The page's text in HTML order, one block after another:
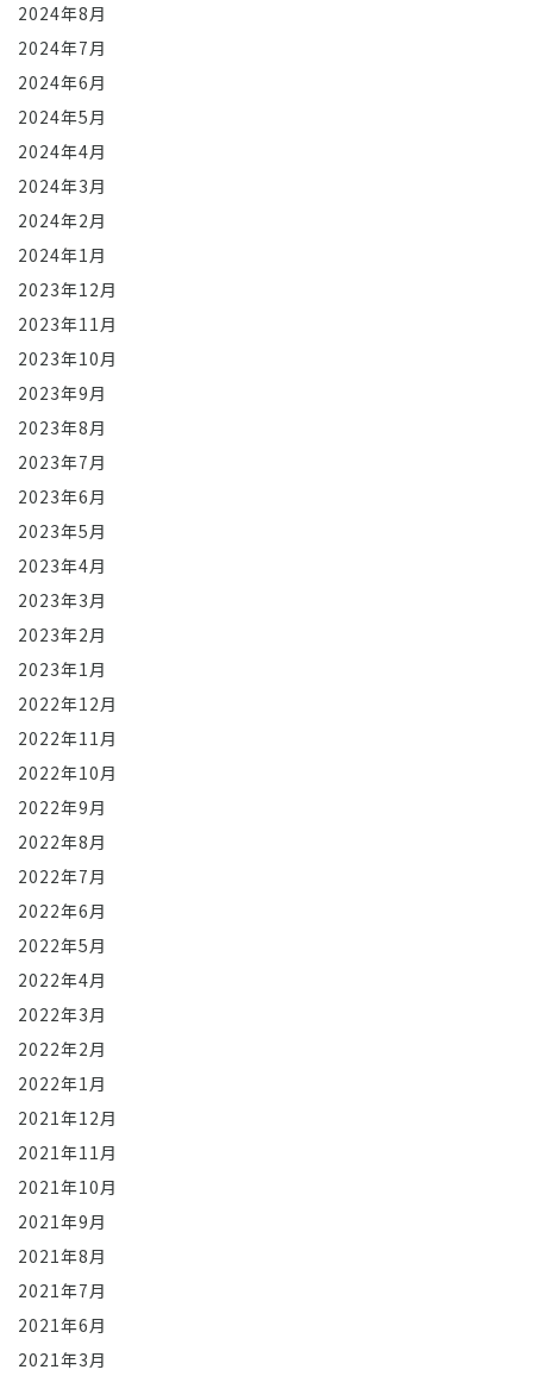
2024年8月
2024年7月
2024年6月
2024年5月
2024年4月
2024年3月
2024年2月
2024年1月
2023年12月
2023年11月
2023年10月
2023年9月
2023年8月
2023年7月
2023年6月
2023年5月
2023年4月
2023年3月
2023年2月
2023年1月
2022年12月
2022年11月
2022年10月
2022年9月
2022年8月
2022年7月
2022年6月
2022年5月
2022年4月
2022年3月
2022年2月
2022年1月
2021年12月
2021年11月
2021年10月
2021年9月
2021年8月
2021年7月
2021年6月
2021年3月